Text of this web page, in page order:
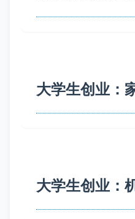
大学生创业：
大学生创业：